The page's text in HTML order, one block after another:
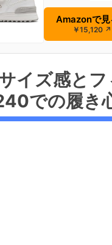
Amazonで見
￥15,120 ↗
イズ感とフ
での履き